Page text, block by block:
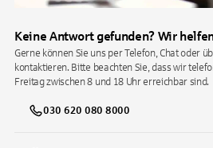
Keine Antwort gefunden? Wir
Gerne können Sie uns per Telefon, Chat oder
kontaktieren. Bitte beachten Sie, dass wir
Freitag zwischen 8 und 18 Uhr erreichbar sind.
030 620 080 8000